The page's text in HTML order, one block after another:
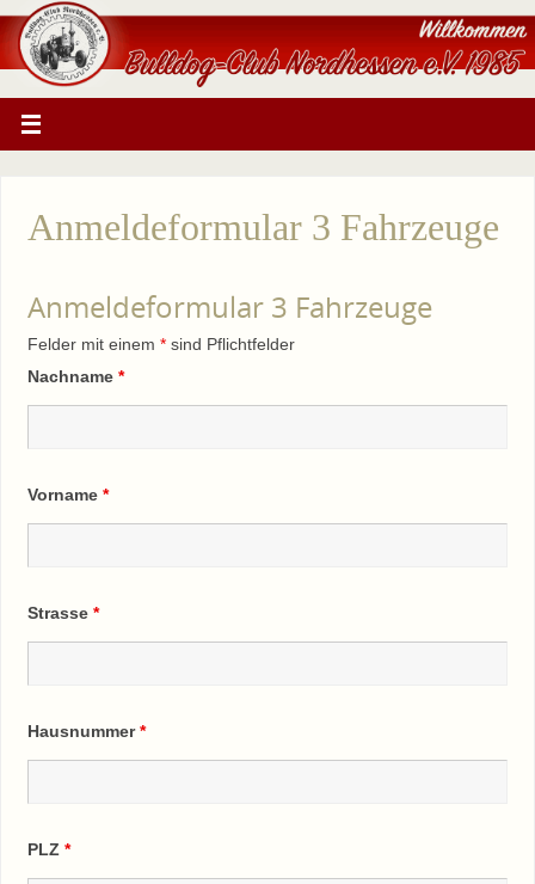
Anmeldeformular 3 Fahrzeuge
Anmeldeformular 3 Fahrzeuge
Felder mit einem *sind Pflichtfelder
Nachname *
Vorname *
Strasse *
Hausnummer*
PLZ *